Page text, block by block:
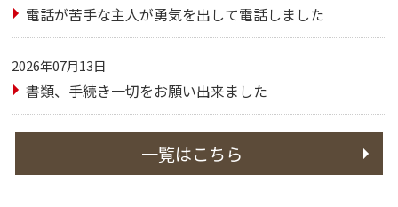
電話が苦手な主人が勇気を出して電話しました
2026年07月13日
書類、手続き一切をお願い出来ました
一覧はこちら